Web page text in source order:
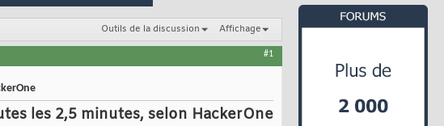
Outils de la discussion Affichage
#1
les 2,5 minutes, selon HackerOne